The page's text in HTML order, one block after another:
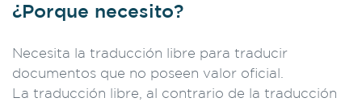
¿Porque necesito?
Necesita la traducción libre para traducir
documentos que no poseen valor oficial.
La traducción libre, al contrario de la traducción